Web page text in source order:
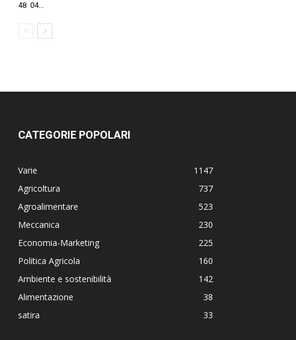
48 04...
CATEGORIE POPOLARI
Varie
1147
Agricoltura
737
Agroalimentare
523
Meccanica
230
Economia-Marketing
225
Politica Agricola
160
Ambiente e sostenibilità
142
Alimentazione
38
satira
33